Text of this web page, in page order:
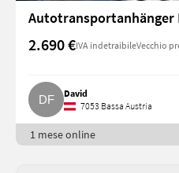
Autotransportanhänger
2.690 €IVA indetraibileVecchio
David
7053 Bassa Austria
1 mese online